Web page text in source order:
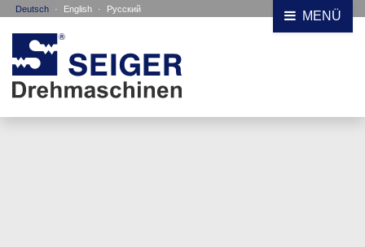
Deutsch · English · Русский MENÜ